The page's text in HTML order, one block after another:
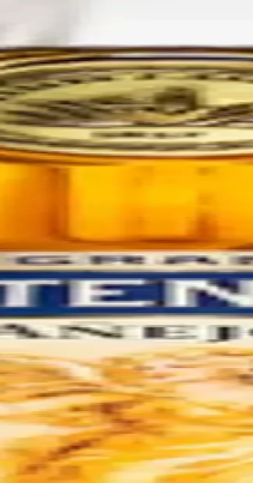
to maintain as much of